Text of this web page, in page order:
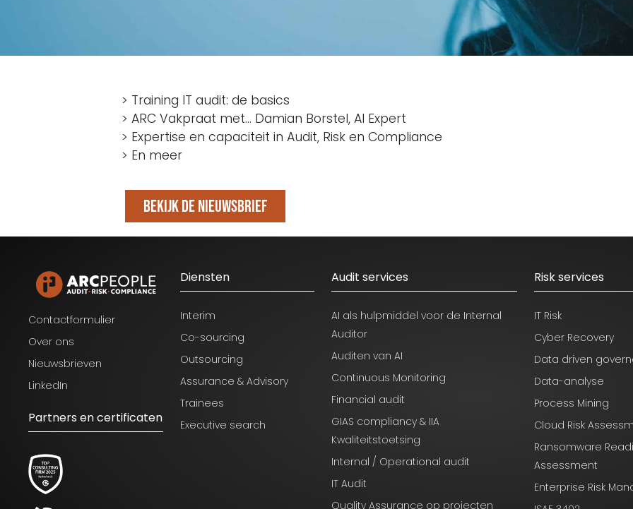
> Training IT audit: de basics
> ARC Vakpraat met… Damian Borstel, AI Expert
> Expertise en capaciteit in Audit, Risk en Compliance
> En meer
Bekijk de nieuwsbrief
Contactformulier
Over ons
Nieuwsbrieven
LinkedIn
Partners en certificaten
Diensten
Interim
Co-sourcing
Outsourcing
Assurance & Advisory
Trainees
Executive search
Audit services
AI als hulpmiddel voor de Internal
Auditor
Auditen van AI
Continuous Monitoring
Financial audit
GIAS compliancy & IIA
Kwaliteitstoetsing
Internal / Operational audit
IT Audit
Quality Assurance op projecten
Risk services
IT Risk
Cyber Recovery
Data driven
Data-analyse
Process Mining
Cloud Risk
Ransomware
Assessment
Enterprise Risk
Blijf op de hoogte van het laatste
nieuws op het gebied van Audit,
Ik ga akkoord met de
voorwaarden zoals genoemd
in het